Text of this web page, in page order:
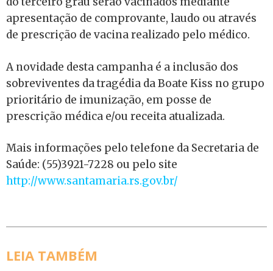
apresentação de comprovante, laudo ou através
de prescrição de vacina realizado pelo médico.
A novidade desta campanha é a inclusão dos
sobreviventes da tragédia da Boate Kiss no grupo
prioritário de imunização, em posse de
prescrição médica e/ou receita atualizada.
Mais informações pelo telefone da Secretaria de
Saúde: (55)3921-7228 ou pelo site
http://www.santamaria.rs.gov.br/
LEIA TAMBÉM